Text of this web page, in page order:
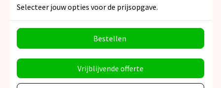
Selecteer jouw opties voor de prijsopgave.
Bestellen
Vrijblijvende offerte